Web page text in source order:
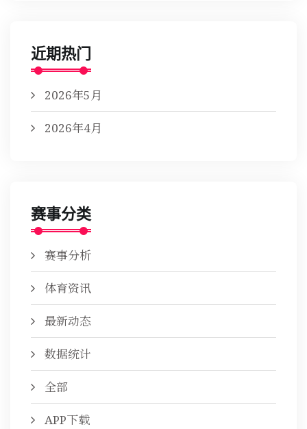
近期热门
2026年5月
2026年4月
赛事分类
赛事分析
体育资讯
最新动态
数据统计
全部
APP下载